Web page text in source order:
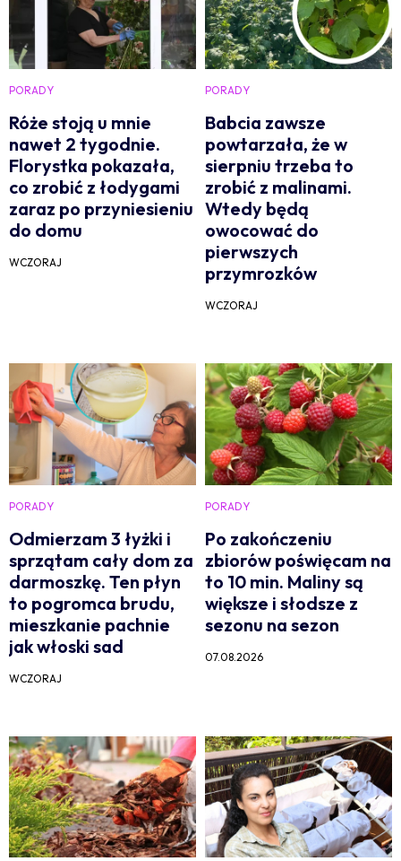
PORADY
Róże stoją u mnie
nawet 2 tygodnie.
Florystka pokazała,
co zrobić z łodygami
zaraz po przyniesieniu
do domu
WCZORAJ
PORADY
Babcia zawsze
powtarzała, że w
sierpniu trzeba to
zrobić z malinami.
Wtedy będą
owocować do
pierwszych
przymrozków
WCZORAJ
PORADY
Odmierzam 3 łyżki i
sprzątam cały dom za
darmoszkę. Ten płyn
to pogromca brudu,
mieszkanie pachnie
jak włoski sad
WCZORAJ
PORADY
Po zakończeniu
zbiorów poświęcam na
to 10 min. Maliny są
większe i słodsze z
sezonu na sezon
07.08.2026